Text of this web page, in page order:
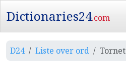
Dictionaries24.com
D24 Liste over ord Tornet